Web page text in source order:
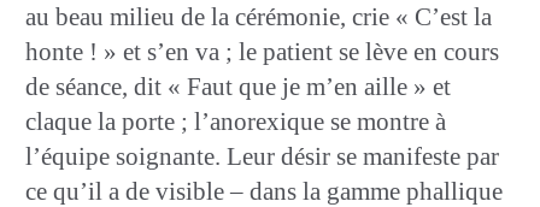
au beau milieu de la cérémonie, crie « C’est la
honte ! » et s’en va ; le patient se lève en cours
de séance, dit « Faut que je m’en aille » et
claque la porte ; l’anorexique se montre à
l’équipe soignante. Leur désir se manifeste par
ce qu’il a de visible – dans la gamme phallique